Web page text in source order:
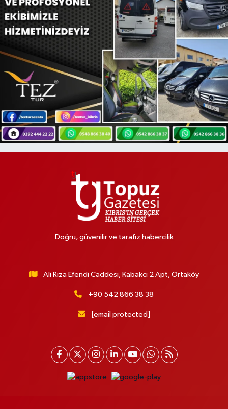
Doğru, güvenilir ve tarafız habercilik
Ali Riza Efendi Caddesi, Kabakci 2 Apt, Ortaköy
+90 542 866 38 38
[email protected]